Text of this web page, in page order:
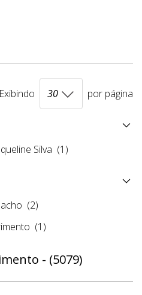
Exibindo por página
Silva (1)
(2)
(1)
- (5079)